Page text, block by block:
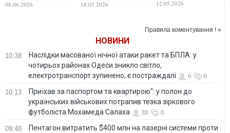
політики, я лише
08.06.2026
Путіним
18.05.2026
12.05.2026
Правила коментування ! »
НОВИНИ
10:38
Наслідки масованої нічної атаки ракет та БПЛА: у
чотирьох районах Одеси зникло світло,
електротранспорт зупинено, є постраждалі
0 0
10:13
Приїхав за паспортом та квартирою": у полон до
українських військових потрапив тезка зіркового
футболіста Мохамеда Салаха
33 0
09:48
Пентагон витратить $400 млн на лазерні системи проти